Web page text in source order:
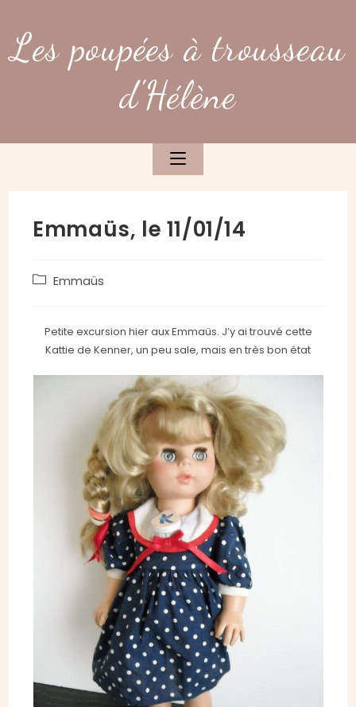
content
Les poupées à trousseau
d'Hélène
Emmaüs, le 11/01/14
PostEmmaüs
Petite excursion hier aux Emmaüs. J’y ai trouvé cette
Kattie de Kenner, un peu sale, mais en très bon état